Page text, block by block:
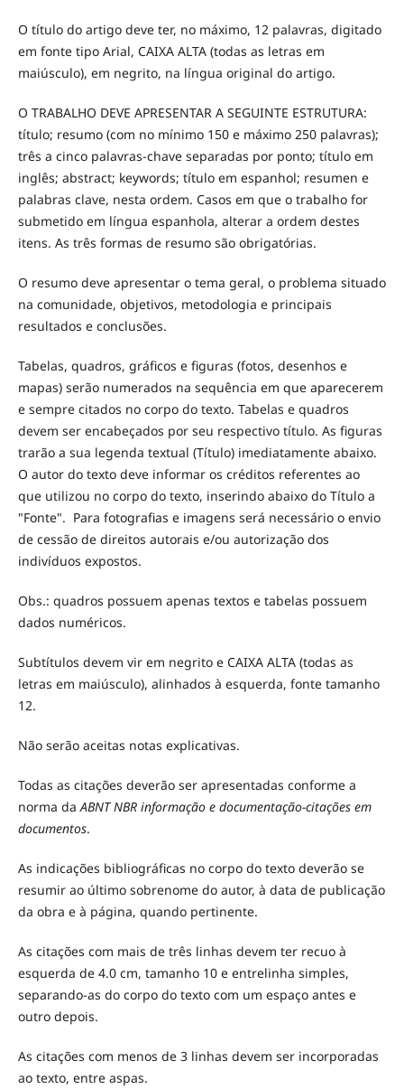
O título do artigo deve ter, no máximo, 12 palavras, digitado
em fonte tipo Arial, CAIXA ALTA (todas as letras em
maiúsculo), em negrito, na língua original do artigo.
O TRABALHO DEVE APRESENTAR A SEGUINTE ESTRUTURA:
título; resumo (com no mínimo 150 e máximo 250 palavras);
três a cinco palavras-chave separadas por ponto; título em
inglês; abstract; keywords; título em espanhol; resumen e
palabras clave, nesta ordem. Casos em que o trabalho for
submetido em língua espanhola, alterar a ordem destes
itens. As três formas de resumo são obrigatórias.
O resumo deve apresentar o tema geral, o problema situado
na comunidade, objetivos, metodologia e principais
resultados e conclusões.
Tabelas, quadros, gráficos e figuras (fotos, desenhos e
mapas) serão numerados na sequência em que aparecerem
e sempre citados no corpo do texto. Tabelas e quadros
devem ser encabeçados por seu respectivo título. As figuras
trarão a sua legenda textual (Título) imediatamente abaixo.
O autor do texto deve informar os créditos referentes ao
que utilizou no corpo do texto, inserindo abaixo do Título a
"Fonte". Para fotografias e imagens será necessário o envio
de cessão de direitos autorais e/ou autorização dos
indivíduos expostos.
Obs.: quadros possuem apenas textos e tabelas possuem
dados numéricos.
Subtítulos devem vir em negrito e CAIXA ALTA (todas as
letras em maiúsculo), alinhados à esquerda, fonte tamanho
12.
Não serão aceitas notas explicativas.
Todas as citações deverão ser apresentadas conforme a
norma daABNT NBR informação e documentação-citações em
documentos.
As indicações bibliográficas no corpo do texto deverão se
resumir ao último sobrenome do autor, à data de publicação
da obra e à página, quando pertinente.
As citações com mais de três linhas devem ter recuo à
esquerda de 4.0 cm, tamanho 10 e entrelinha simples,
separando-as do corpo do texto com um espaço antes e
outro depois.
As citações com menos de 3 linhas devem ser incorporadas
ao texto, entre aspas.